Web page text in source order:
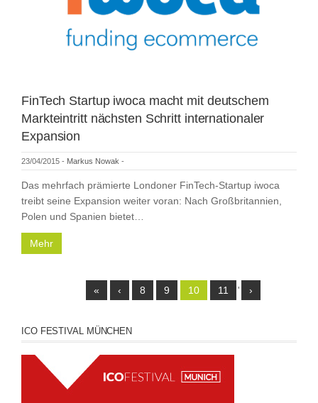
FinTech Startup iwoca macht mit deutschem
Markteintritt nächsten Schritt internationaler
Expansion
23/04/2015 - Markus Nowak -
Das mehrfach prämierte Londoner FinTech-Startup iwoca
treibt seine Expansion weiter voran: Nach Großbritannien,
Polen und Spanien bietet…
Mehr
« ‹ 8 9 10 11 ' ›
ICO FESTIVAL MÜNCHEN